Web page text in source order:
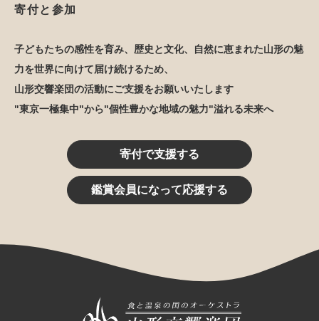
寄付と参加
子どもたちの感性を育み、歴史と文化、自然に恵まれた山形の魅
力を世界に向けて届け続けるため、
山形交響楽団の活動にご支援をお願いいたします
"東京一極集中"から"個性豊かな地域の魅力"溢れる未来へ
寄付で支援する
鑑賞会員になって応援する